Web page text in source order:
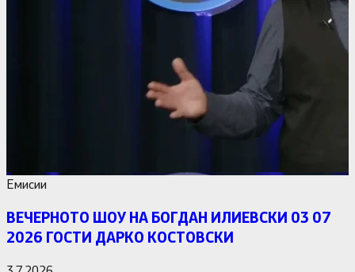
Емисии
ВЕЧЕРНОТО ШОУ НА БОГДАН ИЛИЕВСКИ 03 07
2026 ГОСТИ ДАРКО КОСТОВСКИ